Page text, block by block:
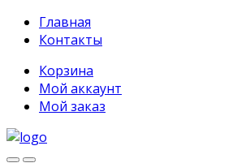
Главная
Контакты
Корзина
Мой аккаунт
Мой заказ